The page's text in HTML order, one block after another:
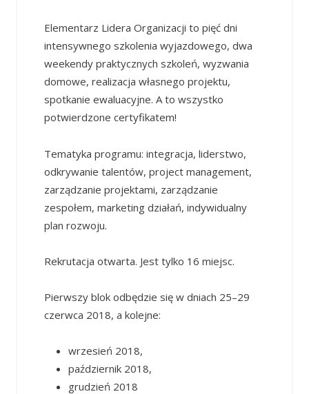
Elementarz Lidera Organizacji to pięć dni
intensywnego szkolenia wyjazdowego, dwa
weekendy praktycznych szkoleń, wyzwania
domowe, realizacja własnego projektu,
spotkanie ewaluacyjne. A to wszystko
potwierdzone certyfikatem!
Tematyka programu: integracja, liderstwo,
odkrywanie talentów, project management,
zarządzanie projektami, zarządzanie
zespołem, marketing działań, indywidualny
plan rozwoju.
Rekrutacja otwarta. Jest tylko 16 miejsc.
Pierwszy blok odbędzie się w dniach 25–29
czerwca 2018, a kolejne:
wrzesień 2018,
październik 2018,
grudzień 2018